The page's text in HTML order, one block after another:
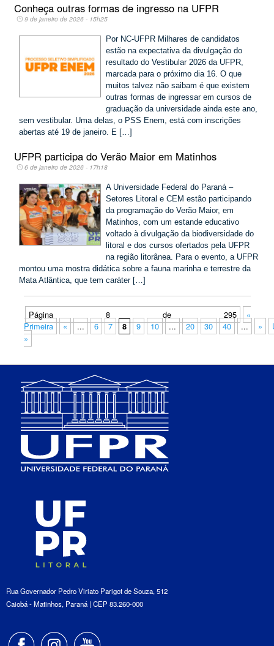
Conheça outras formas de ingresso na UFPR
9 de janeiro de 2026 - 15h25
Por NC-UFPR Milhares de candidatos
estão na expectativa da divulgação do
resultado do Vestibular 2026 da UFPR,
marcada para o próximo dia 16. O que
muitos talvez não saibam é que existem
outras formas de ingressar em cursos de
graduação da universidade ainda este ano,
sem vestibular. Uma delas, o PSS Enem, está com inscrições
abertas até 19 de janeiro. E […]
UFPR participa do Verão Maior em Matinhos
6 de janeiro de 2026 - 17h18
A Universidade Federal do Paraná –
Setores Litoral e CEM estão participando
da programação do Verão Maior, em
Matinhos, com um estande educativo
voltado à divulgação da biodiversidade do
litoral e dos cursos ofertados pela UFPR
na região litorânea. Para o evento, a UFPR
montou uma mostra didática sobre a fauna marinha e terrestre da
Mata Atlântica, que tem caráter […]
Página 8 de 295
«
Primeira
« ... 6 7 8 9 10 ... 20 30 40 ... »
»
Rua Governador Pedro Viriato Parigot de Souza, 512
Caiobá - Matinhos, Paraná | CEP 83.260-000